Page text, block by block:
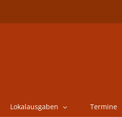
Lokalausgaben Termine